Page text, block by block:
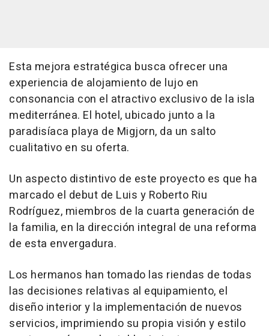
Esta mejora estratégica busca ofrecer una
experiencia de alojamiento de lujo en
consonancia con el atractivo exclusivo de la isla
mediterránea. El hotel, ubicado junto a la
paradisíaca playa de Migjorn, da un salto
cualitativo en su oferta.
Un aspecto distintivo de este proyecto es que ha
marcado el debut de Luis y Roberto Riu
Rodríguez, miembros de la cuarta generación de
la familia, en la dirección integral de una reforma
de esta envergadura.
Los hermanos han tomado las riendas de todas
las decisiones relativas al equipamiento, el
diseño interior y la implementación de nuevos
servicios, imprimiendo su propia visión y estilo